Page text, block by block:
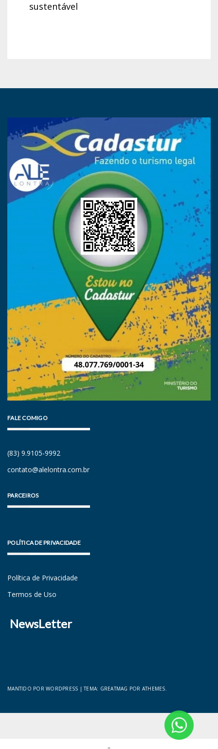
sustentável
FALE COMIGO
(83) 9.9105-9992
contato@alelontra.com.br
PARCEIROS
POLÍTICA DE PRIVACIDADE
Política de Privacidade
Termos de Uso
NewsLetter
MANTIDO POR WORDPRESS |TEMA: GREATMAG POR ATHEMES.